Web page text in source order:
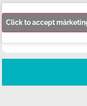
Click to accept